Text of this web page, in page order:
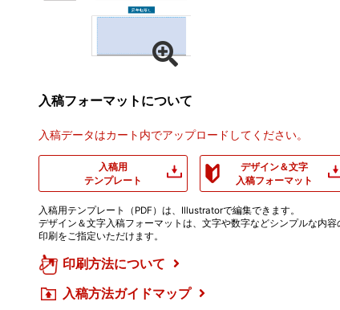
入稿フォーマットについて
入稿データはカート内でアップロードしてください。
入稿用
テンプレート
デザイン＆文字
入稿フォーマット
入稿用テンプレート（PDF）は、Illustratorで編集できます。
デザイン＆文字入稿フォーマットは、文字や数字などシンプルな内容
印刷をご指定いただけます。
印刷方法について
入稿方法ガイドマップ